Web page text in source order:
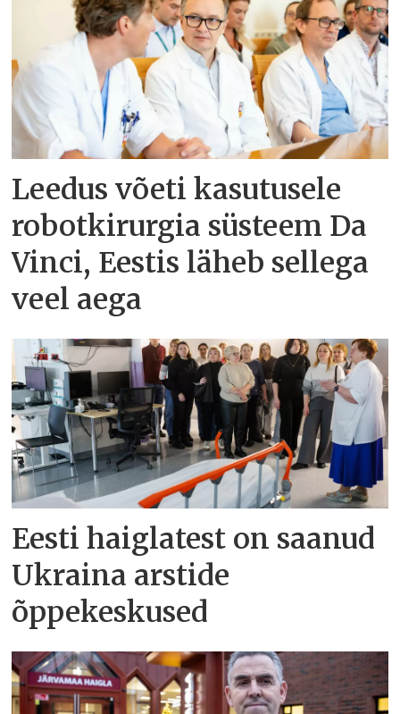
Leedus võeti kasutusele
robotkirurgia süsteem Da
Vinci, Eestis läheb sellega
veel aega
Eesti haiglatest on saanud
Ukraina arstide
õppekeskused